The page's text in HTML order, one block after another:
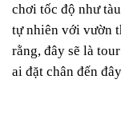
chơi tốc độ như
tự nhiên với vườn
rằng, đây sẽ là
ai đặt chân đến